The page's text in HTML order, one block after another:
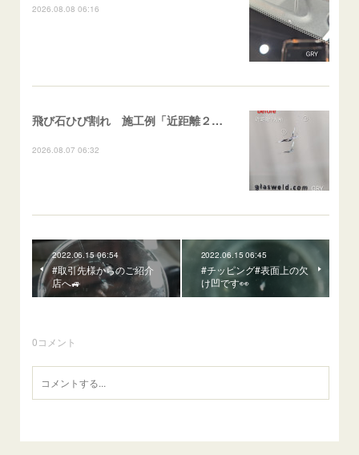
2026.08.08 06:16
飛び石ひび割れ 施工例「近距離２箇所・パーシャル系+ストレート系」CX-8
2026.08.07 06:32
2022.06.15 06:54
#取引先様からのご紹介
店へ🚙
2022.06.15 06:45
#チッピング#表面上の欠
け凹です👀
0コメント